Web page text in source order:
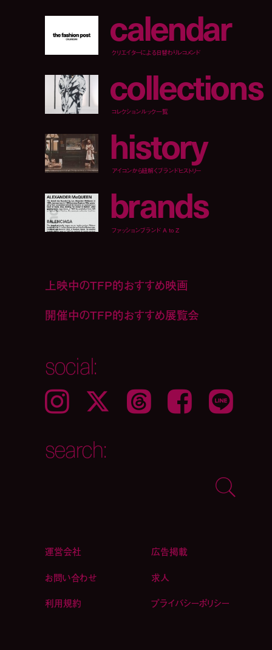
calendar
クリエイターによる日替わりレコメンド
collections
コレクションルック一覧
history
アイコンから紐解くブランドヒストリー
brands
ファッションブランド A to Z
上映中のTFP的おすすめ映画
開催中のTFP的おすすめ展覧会
social:
Instagram 𝕏 Threads Facebook LINE
search:
運営会社
広告掲載
お問い合わせ
求人
利用規約 プライバシーポリシー